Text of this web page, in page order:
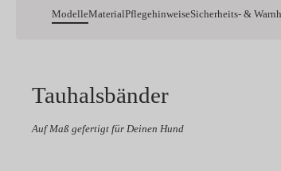
ModelleMaterialPflegehinweiseSicherheits- &
Tauhalsbänder
Auf Maß gefertigt für Deinen Hund